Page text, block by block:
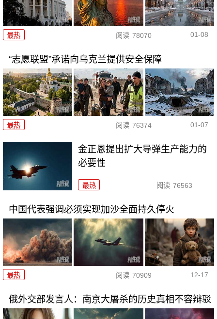
最热 阅读 78070 01-08
“志愿联盟”承诺向乌克兰提供安全保障
最热 阅读 76374 01-07
金正恩提出扩大导弹生产能力的
必要性
最热 阅读 76563
中国代表强调必须实现加沙全面持久停火
最热 阅读 70909 12-17
俄外交部发言人：南京大屠杀的历史真相不容辩驳